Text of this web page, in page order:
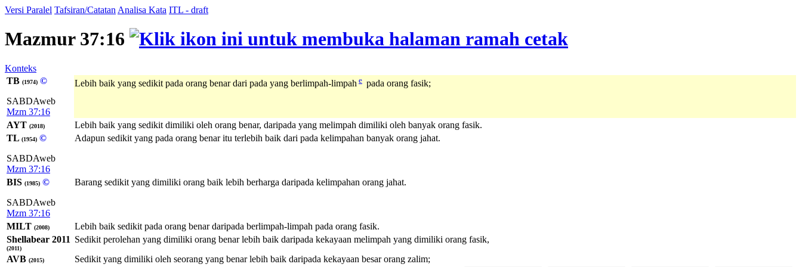
Versi Paralel Tafsiran/Catatan Analisa Kata ITL - draft
Mazmur 37:16
Konteks
TB (1974) ©
SABDAweb
Mzm 37:16
Lebih baik yang sedikit pada orang benar dari pada yang berlimpah-limpah e pada orang fasik;
AYT (2018)
Lebih baik yang sedikit dimiliki oleh orang benar, daripada yang melimpah dimiliki oleh banyak orang fasik.
TL (1954) ©
SABDAweb
Mzm 37:16
Adapun sedikit yang pada orang benar itu terlebih baik dari pada kelimpahan banyak orang jahat.
BIS (1985) ©
SABDAweb
Mzm 37:16
Barang sedikit yang dimiliki orang baik lebih berharga daripada kelimpahan orang jahat.
MILT (2008)
Lebih baik sedikit pada orang benar daripada berlimpah-limpah pada orang fasik.
Shellabear 2011
(2011)
Sedikit perolehan yang dimiliki orang benar lebih baik daripada kekayaan melimpah yang dimiliki orang fasik,
AVB (2015) Sedikit yang dimiliki oleh seorang yang benar lebih baik daripada kekayaan besar orang zalim;